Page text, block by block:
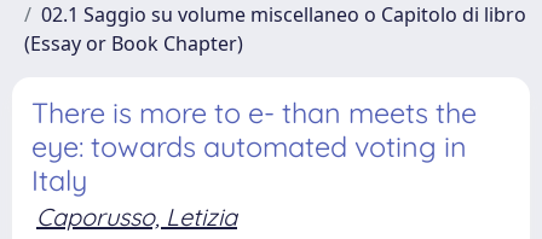
02.1 Saggio su volume miscellaneo o Capitolo di libro
(Essay or Book Chapter)
There is more to e- than meets the
eye: towards automated voting in
Italy
Caporusso, Letizia